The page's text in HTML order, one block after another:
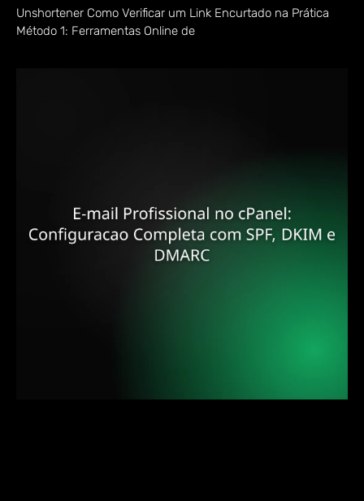
Unshortener Como Verificar um Link Encurtado na Prática
Método 1: Ferramentas Online de